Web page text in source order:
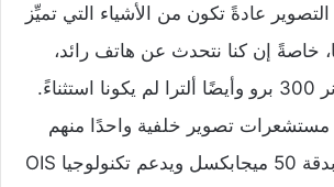
عادةً تكون من الأشياء التي تميِّز
خاصةً إن كنا نتحدث عن هاتف رائد،
لذلك كلا هاتفي هونر 300 برو وأيضًا ألترا لم يكونا استثناءً.
تصوير خلفية واحدًا منهم
للتصوير الأساسي بدقة 50 ميجابكسل ويدعم تكنولوجيا OIS